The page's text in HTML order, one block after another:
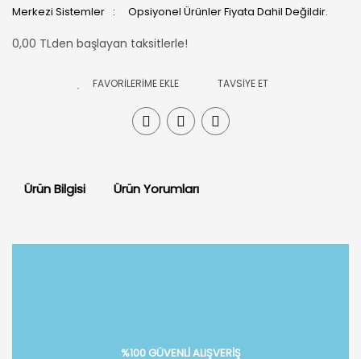
Merkezi Sistemler
Opsiyonel Ürünler Fiyata Dahil Değildir.
0,00 TLden başlayan taksitlerle!
TAVSİYE ET
Ürün Bilgisi Ürün Yorumları
%100 GÜVENLİ ALIŞVERİŞ